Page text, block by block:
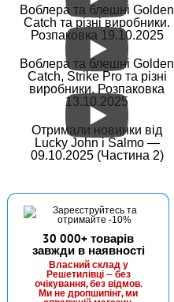
Воблера та блешні Golden
Catch та різні виробники.
Розпаковка 19.10.2025
Воблера та блешні Golden
Catch, Strike Pro та різні
виробники. Розпаковка
13.10.2025
Отримали новинки від
Lucky John і Salmo —
09.10.2025 (Частина 2)
30 000+ товарів
завжди в наявності
Власний склад у
Решетилівці — без
очікування, без відмов.
Ми не дропшипінг, ми